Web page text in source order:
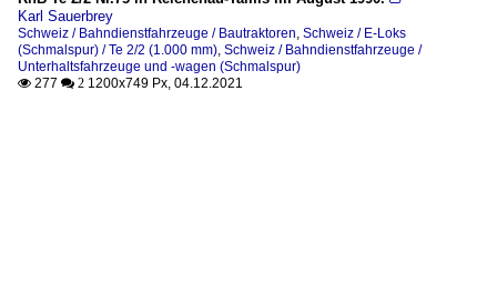
Karl Sauerbrey
Schweiz / Bahndienstfahrzeuge / Bautraktoren, Schweiz / E-Loks
(Schmalspur) / Te 2/2 (1.000 mm), Schweiz / Bahndienstfahrzeuge /
Unterhaltsfahrzeuge und -wagen (Schmalspur)
 277  2 1200x749 Px, 04.12.2021